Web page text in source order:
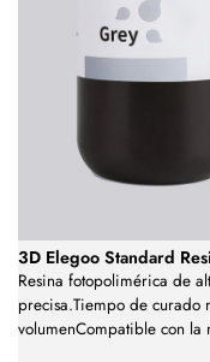
3D Elegoo Standard
Resina fotopolimérica de
precisa.Tiempo de
volumenCompatible con la